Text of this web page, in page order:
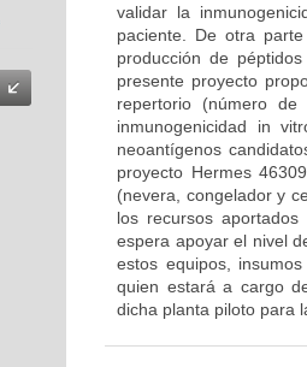
validar la
paciente. De otra
producción de
presente proyecto
repertorio (número
inmunogenicidad in
neoantígenos
proyecto Hermes
(nevera, congelador y
los recursos
espera apoyar el nivel
estos equipos,
quien estará a cargo
dicha planta piloto para